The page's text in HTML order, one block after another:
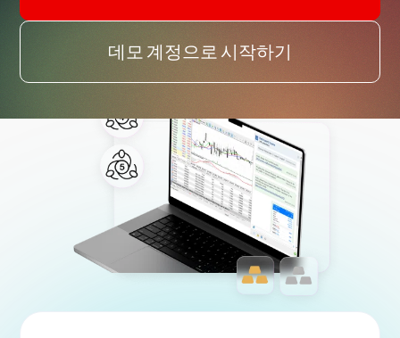
데모 계정으로 시작하기
Tradeview Markets의 MT4 및
MT5 플랫폼에서 금과 은을 거래
하세요